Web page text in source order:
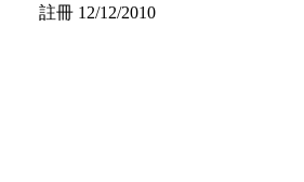
註冊 12/12/2010